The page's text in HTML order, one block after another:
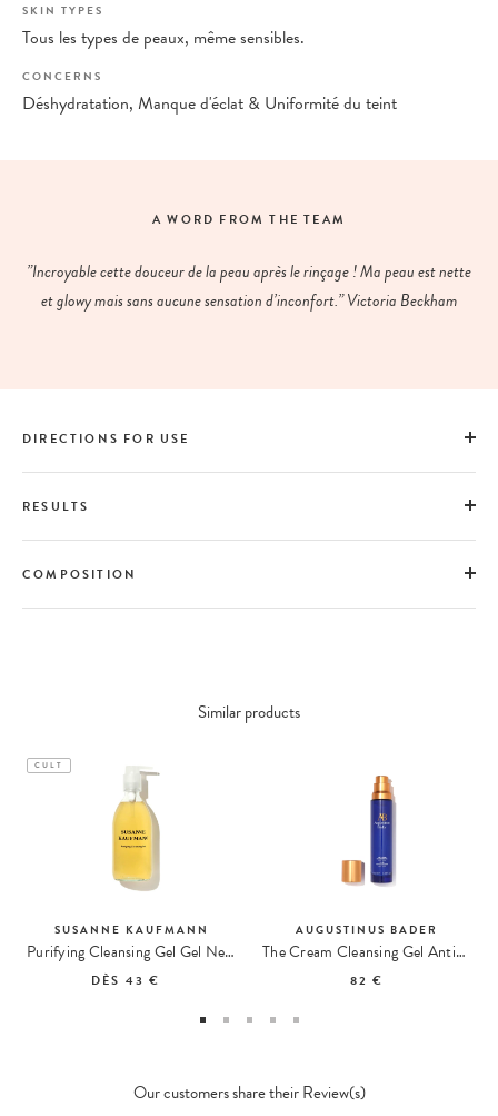
SKIN TYPES
Tous les types de peaux, même sensibles.
CONCERNS
Déshydratation, Manque d'éclat & Uniformité du teint
A WORD FROM THE TEAM
”Incroyable cette douceur de la peau après le rinçage ! Ma peau est nette
et glowy mais sans aucune sensation d’inconfort.” Victoria Beckham
DIRECTIONS FOR USE
RESULTS
COMPOSITION
Similar products
CULT
SUSANNE KAUFMANN
Purifying Cleansing Gel Gel Nettoyant Purifiant
DÈS 43 €
AUGUSTINUS BADER
The Cream Cleansing Gel Anti-Aging Cleanser
82 €
Our customers share their Review(s)